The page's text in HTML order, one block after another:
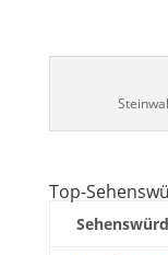
Top-